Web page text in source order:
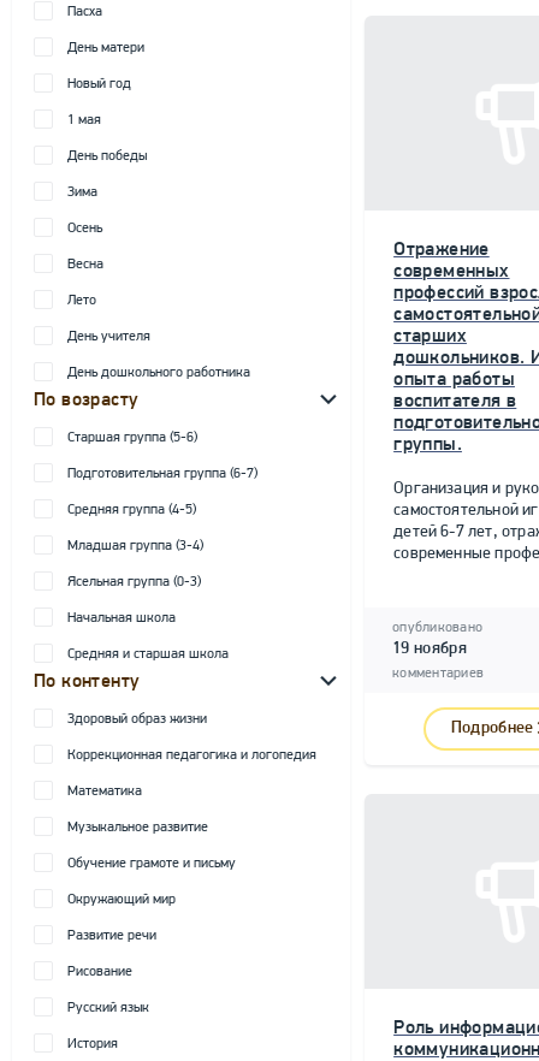
Пасха
День матери
Новый год
1 мая
День победы
Зима
Осень
Весна
Лето
День учителя
День дошкольного работника
По возрасту
Старшая группа (5-6)
Подготовительная группа (6-7)
Средняя группа (4-5)
Младшая группа (3-4)
Ясельная группа (0-3)
Начальная школа
Средняя и старшая школа
По контенту
Здоровый образ жизни
Коррекционная педагогика и логопедия
Математика
Музыкальное развитие
Обучение грамоте и письму
Окружающий мир
Развитие речи
Рисование
Русский язык
История
Отражение
современных
профессий
старших
дошкольников.
опыта работы
воспитателя в
группы.
Организация и
самостоятельной
детей 6-7 лет,
современные
опубликовано
19 ноября
комментариев
Подробнее
Роль